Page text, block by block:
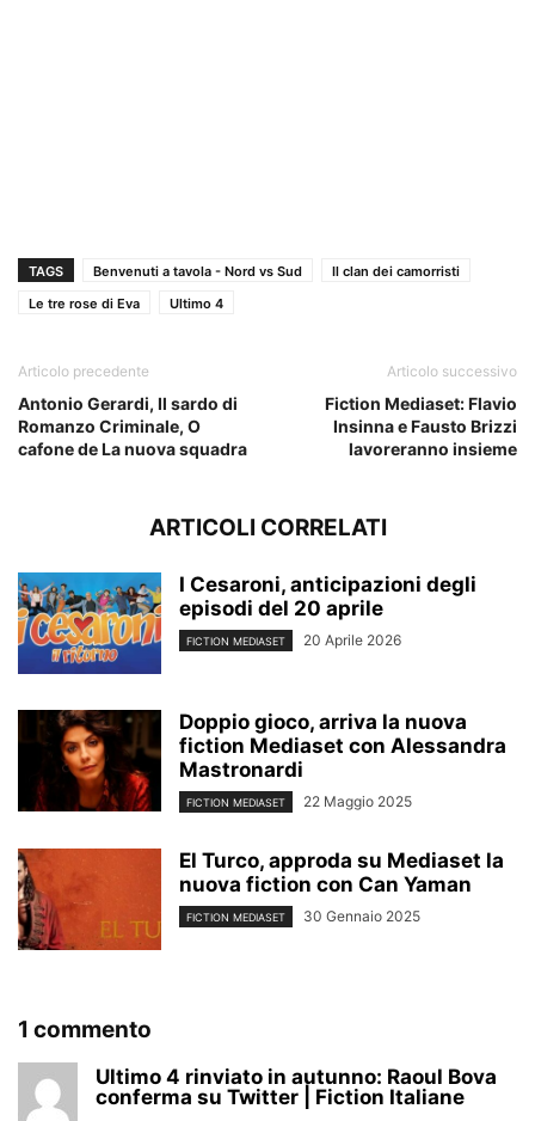
TAGS Benvenuti a tavola - Nord vs Sud
Il clan dei camorristi
Le tre rose di Eva
Ultimo 4
Articolo precedente
Antonio Gerardi, Il sardo di
Romanzo Criminale, O
cafone de La nuova squadra
Articolo successivo
Fiction Mediaset: Flavio
Insinna e Fausto Brizzi
lavoreranno insieme
ARTICOLI CORRELATI
I Cesaroni, anticipazioni degli
episodi del 20 aprile
FICTION MEDIASET 20 Aprile 2026
Doppio gioco, arriva la nuova
fiction Mediaset con Alessandra
Mastronardi
FICTION MEDIASET 22 Maggio 2025
El Turco, approda su Mediaset la
nuova fiction con Can Yaman
FICTION MEDIASET 30 Gennaio 2025
1 commento
Ultimo 4 rinviato in autunno: Raoul Bova
conferma su Twitter | Fiction Italiane